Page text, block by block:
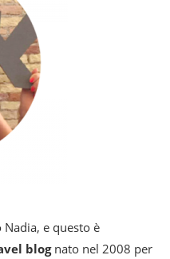
Nadia, e questo è
blognato nel 2008 per